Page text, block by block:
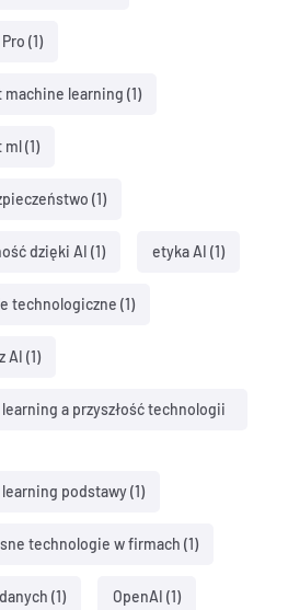
(1)
machine learning (1)
ml(1)
(1)
dzięki AI (1) etyka AI (1)
technologiczne (1)
AI (1)
a przyszłość technologii
podstawy(1)
technologie w firmach (1)
(1) OpenAI (1)